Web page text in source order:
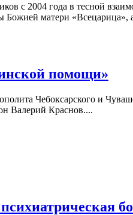
с 2004 года в тесной
матери «Всецарица»,
помощи»
Чебоксарского и
Валерий Краснов....